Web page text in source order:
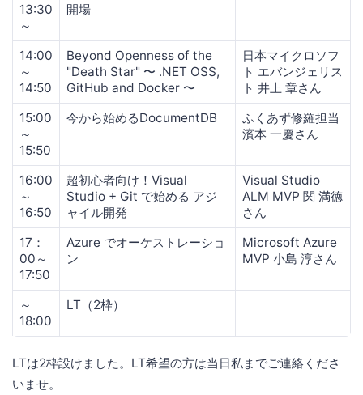
13:30
～
開場
14:00
～
14:50
Beyond Openness of the
"Death Star" 〜 .NET OSS,
GitHub and Docker 〜
日本マイクロソフ
ト エバンジェリス
ト 井上 章さん
15:00
～
15:50
今から始めるDocumentDB
ふくあず修羅担当
濱本 一慶さん
16:00
～
16:50
超初心者向け！Visual
Studio + Git で始める アジ
ャイル開発
Visual Studio
ALM MVP 関 満徳
さん
17：
00～
17:50
Azure でオーケストレーショ
ン
Microsoft Azure
MVP 小島 淳さん
～
18:00
LT（2枠）
LTは2枠設けました。LT希望の方は当日私までご連絡くださ
いませ。